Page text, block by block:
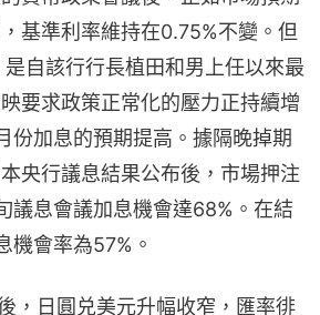
基準利率維持在0.75%不變。但
自該行行長植田和男上任以來最
要求政策正常化的壓力正持續增
份加息的預期提高。據隔晚掉期
央行議息結果公布後，市場押注
議息會議加息機會達68%。在結
機會率為57%。
，日圓兑美元升幅收窄，匯率徘